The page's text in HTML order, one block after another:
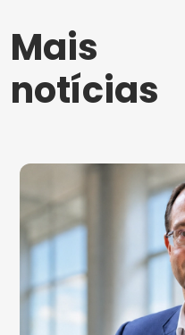
Mais
notícias